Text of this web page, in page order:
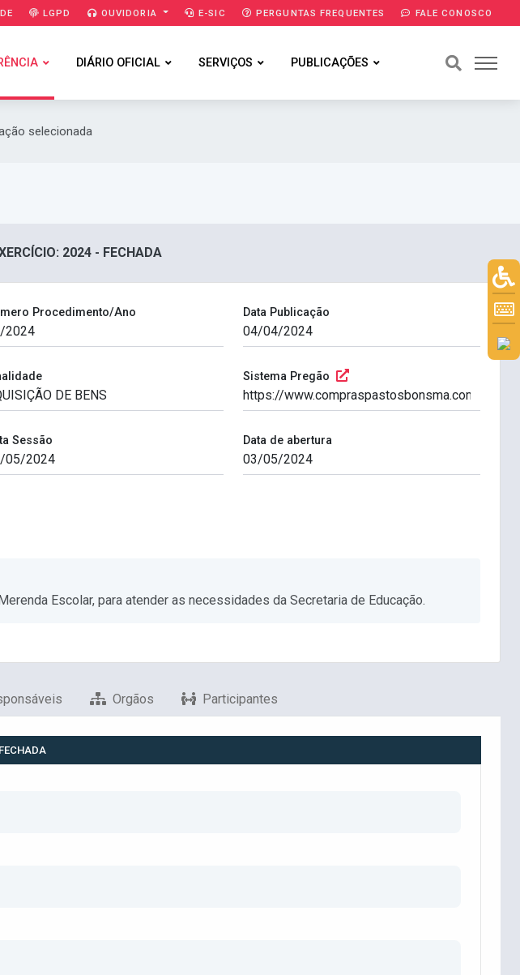
LGPD OUVIDORIA E-SIC PERGUNTAS FREQUENTES FALE CONOSCO
DIÁRIO OFICIAL SERVIÇOS PUBLICAÇÕES
selecionada
2024 - FECHADA
Procedimento/Ano Data Publicação
Sistema Pregão
Sessão Data de abertura
Escolar, para atender as necessidades da Secretaria de Educação.
Orgãos Participantes